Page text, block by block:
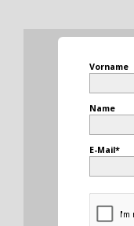
Vorname
Name
E-Mail*